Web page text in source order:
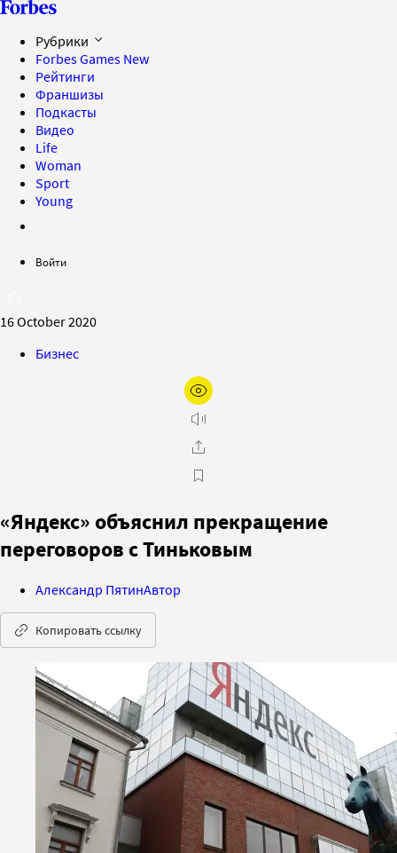
Рубрики
Forbes Games New
Рейтинги
Франшизы
Подкасты
Видео
Life
Woman
Sport
Young
Войти
16 October 2020
Бизнес
«Яндекс» объяснил прекращение
переговоров с Тиньковым
Александр ПятинАвтор
Копировать ссылку